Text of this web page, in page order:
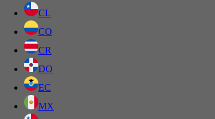
CL
CO
CR
DO
EC
MX